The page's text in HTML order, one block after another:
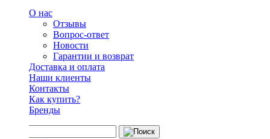
О нас
Отзывы
Вопрос-ответ
Новости
Гарантии и возврат
Доставка и оплата
Наши клиенты
Контакты
Как купить?
Бренды